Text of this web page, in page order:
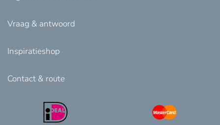
Vraag & antwoord
Inspiratieshop
Contact & route